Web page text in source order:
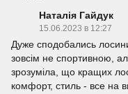
Наталія Гайдук
15.06.2023 в 12:27
Дуже сподобались
зовсім не спортивною,
зрозуміла, що кращих
комфорт, стиль - все на